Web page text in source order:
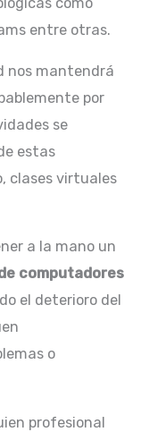
entre otras.
nos mantendrá
por
se
estas
clases virtuales
a la mano un
computadores
el deterioro del
o
profesional